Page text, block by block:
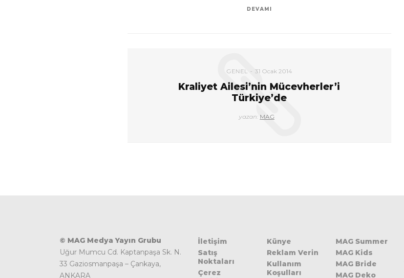
DEVAMI
GENEL 31 Ocak 2014
Kraliyet Ailesi’nin Mücevherler’i
Türkiye’de
yazan: MAG
© MAG Medya Yayın Grubu
Uğur Mumcu Cd. Kaptanpaşa Sk. N.
33 Gaziosmanpaşa – Çankaya,
ANKARA
İletişim
Satış
Noktaları
Çerez
Künye
Reklam Verin
Kullanım
Koşulları
MAG Summer
MAG Kids
MAG Bride
MAG Deko